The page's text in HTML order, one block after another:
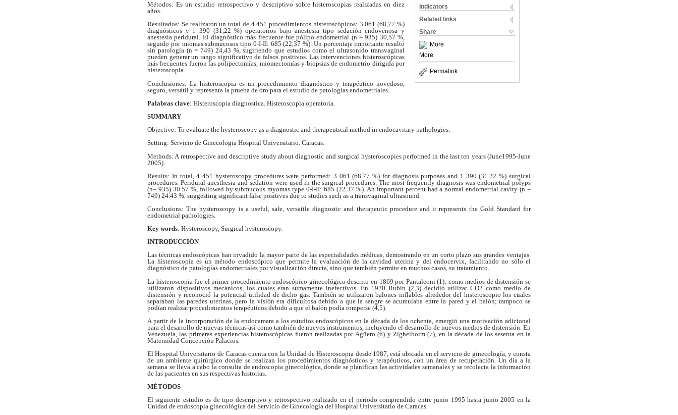
Indicators
Related links
Share
More
More
Permalink
Métodos: Es un estudio retrospectivo y descriptivo sobre histeroscopias realizadas en diez
años.
Resultados: Se realizaron un total de 4 451 procedimientos histeroscópicos: 3 061 (68,77 %)
diagnósticos y 1 390 (31,22 %) operatorios bajo anestesia tipo sedación endovenosa y
anestesia peridural. El diagnóstico más frecuente fue pólipo endometrial (n = 935) 30,57 %,
seguido por miomas submucosos tipo 0-I-II: 685 (22,37 %). Un porcentaje importante resultó
sin patología (n = 749) 24,43 %,sugiriendo que estudios como el ultrasonido transvaginal
pueden generar un rango significativo defalsos positivos. Las intervenciones histeroscópicas
más frecuentes fueron las polipectomías, miomectomías y biopsias de endometrio dirigida por
histeroscopia.
Conclusiones: La histeroscopia es un procedimiento diagnóstico y terapéutico novedoso,
seguro, versátil y representa la prueba de oro para el estudio de patologías endometriales.
Palabras clave: Histeroscopia diagnostica. Histeroscopia operatoria.
SUMMARY
Objective: To evaluate the hysteroscopy as a diagnostic and therapeutical method in endocavitary pathologies.
Setting: Servicio de Ginecologia Hospital Universitario. Caracas.
Methods: A retrospective and descriptive study about diagnostic and surgical hysteroscopies performedin the last ten years (June1995-June
2005).
Results: In total, 4 451 hysteroscopy procedures were performed: 3 061 (68.77 %) for diagnosispurposes and 1 390 (31.22 %) surgical
procedures. Peridural anesthesia and sedation were used in thesurgical procedures. The most frequently diagnosis was endometrial polyps
(n= 935) 30.57 %, followed by submucous myomas type 0-I-II: 685 (22.37 %). An important percent had a normal endometrial cavity(n =
749) 24.43 %, suggesting significant false positives due to studies such as a transvaginal ultrasound.
Conclusions: The hysteroscopy is a useful, safe, versatile diagnostic and therapeutic procedure and itrepresents the Gold Standard for
endometrial pathologies.
Key words: Hysteroscopy, Surgical hysteroscopy.
INTRODUCCIÓN
Las técnicas endoscópicas han invadido la mayorparte de las especialidades médicas, demostrando en un corto plazo sus grandes ventajas.
La histeroscopia es un método endoscópico que permite la evaluación de la cavidad uterina y del endocervix, facilitando no sólo el
diagnóstico de patologías endometriales por visualización directa, sino que también permite en muchos casos, su tratamiento.
La histeroscopia fue el primer procedimientoendoscópico ginecológico descrito en 1869 por Pantaleoni (1); como medios de distensión se
utilizaron dispositivos mecánicos, los cuales eransumamente inefectivos. En 1920 Rubin (2,3) decidióutilizar CO2 como medio de
distensión y reconoció la potencial utilidad de dicho gas. También se utilizaron balones inflables alrededor del histeroscopio los cuales
separaban las paredes uterinas, pero la visión era dificultosa debido a quela sangre se acumulaba entre la pared y el balón;tampoco se
podían realizar procedimientos terapéuticos debido a que el balón podía romperse (4,5).
A partir de la incorporación de la endocamara alos estudios endoscópicos en la década de losochenta, emergió una motivación adicional
para el desarrollo de nuevas técnicas así como también de nuevos instrumentos, incluyendo el desarrollo de nuevos medios de distensión. En
Venezuela, las primeras experiencias histeroscópicas fueronrealizadas por Agüero (6) y Zighelboim (7), en ladécada de los sesenta en la
Maternidad Concepción Palacios.
El Hospital Universitario de Caracas cuenta con la Unidad de Histeroscopia desde 1987, está ubicada en el servicio de ginecología, y consta
de un ambientequirúrgico donde se realizan los procedimientos diagnósticos y terapéuticos, con un área de recuperación. Un día a la
semana se lleva a cabo la consulta de endoscopia ginecológica, donde se planifican las actividades semanales y se recolecta la información
de las pacientes en sus respectivas historias.
MÉTODOS
El siguiente estudio es de tipo descriptivo y retrospectivo realizado en el período comprendido entre junio 1995 hasta junio 2005 en la
Unidad de endoscopia ginecológica del Servicio de Ginecología del Hospital Universitario de Caracas.